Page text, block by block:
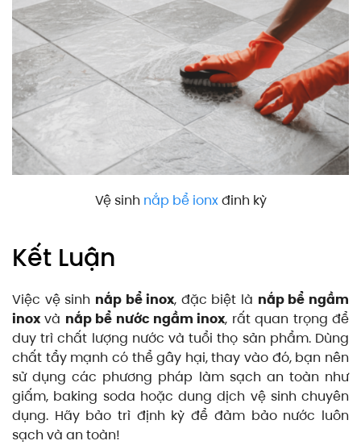
Vệ sinh nắp bể ionxđinh kỳ
Kết Luận
Việc vệ sinh nắp bể inox, đặc biệt là nắp bể ngầm
inox và nắp bể nước ngầm inox, rất quan trọng để
duy trì chất lượng nước và tuổi thọ sản phẩm. Dùng
chất tẩy mạnh có thể gây hại, thay vào đó, bạn nên
sử dụng các phương pháp làm sạch an toàn như
giấm, baking soda hoặc dung dịch vệ sinh chuyên
dụng. Hãy bảo trì định kỳ để đảm bảo nước luôn
sạch và an toàn!